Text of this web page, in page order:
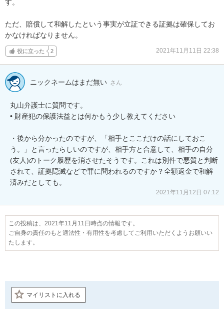
す。
ただ、賠償して和解したという事実が立証できる証拠は確保してお
かなければなりません。
役に立った 2 2021年11月11日 22:38
ニックネームはまだ無い さん
丸山弁護士に質問です。
• 財産犯の保護法益とは何かもう少し教えてください
・後から分かったのですが、「相手とここだけの話にしておこ
う。」と言ったらしいのですが、相手方と合意して、相手の自分
(友人)のトーク履歴を消させたそうです。これは別件で悪質と判断
されて、証拠隠滅などで罪に問われるのですか？全額返金で和解
2021年11月12日 07:12
この投稿は、2021年11月11日時点の情報です。
ご自身の責任のもと適法性・有用性を考慮してご利用いただくようお願いい
たします。
マイリストに入れる